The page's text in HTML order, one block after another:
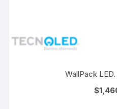
WallPack
$